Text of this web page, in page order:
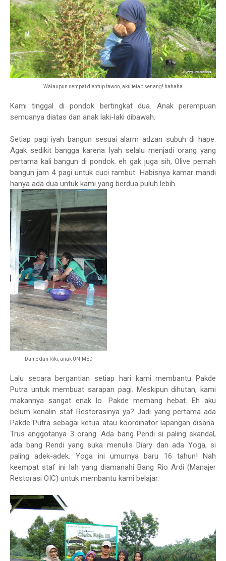
Walaupun sempat dientup tawon, aku tetap senang! hahaha
Kami tinggal di pondok bertingkat dua. Anak perempuan
semuanya diatas dan anak laki-laki dibawah.
Setiap pagi iyah bangun sesuai alarm adzan subuh di hape.
Agak sedikit bangga karena Iyah selalu menjadi orang yang
pertama kali bangun di pondok. eh gak juga sih, Olive pernah
bangun jam 4 pagi untuk cuci rambut. Habisnya kamar mandi
hanya ada dua untuk kami yang berdua puluh lebih.
Dame dan Riki, anak UNIMED
Lalu secara bergantian setiap hari kami membantu Pakde
Putra untuk membuat sarapan pagi. Meskipun dihutan, kami
makannya sangat enak lo. Pakde memang hebat. Eh aku
belum kenalin staf Restorasinya ya? Jadi yang pertama ada
Pakde Putra sebagai ketua atau koordinator lapangan disana.
Trus anggotanya 3 orang. Ada bang Pendi si paling skandal,
ada bang Rendi yang suka menulis Diary dan ada Yoga, si
paling adek-adek. Yoga ini umurnya baru 16 tahun! Nah
keempat staf ini lah yang diamanahi Bang Rio Ardi (Manajer
Restorasi OIC) untuk membantu kami belajar.